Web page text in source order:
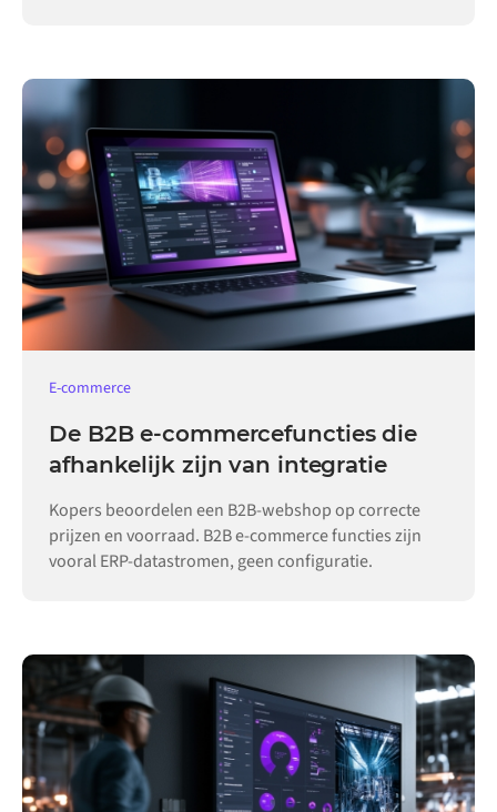
E-commerce
De B2B e-commercefuncties die
afhankelijk zijn van integratie
Kopers beoordelen een B2B-webshop op correcte
prijzen en voorraad. B2B e-commerce functies zijn
vooral ERP-datastromen, geen configuratie.